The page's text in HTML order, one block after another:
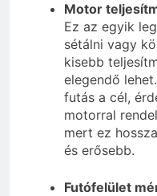
Motor
Ez az egyik
sétálni vagy
kisebb
elegendő
futás a cél,
motorral
mert ez
és erősebb.
Futófelület